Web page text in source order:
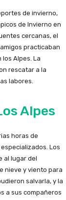
de invierno,
de Invierno en
cercanas, el
practicaban
Alpes. La
rescatar a la
labores.
Alpes
horas de
Los
al lugar del
nieve y viento para
salvarla, y la
a sus compañeros